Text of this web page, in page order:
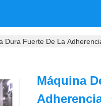
Dura Fuerte De La
Máquina